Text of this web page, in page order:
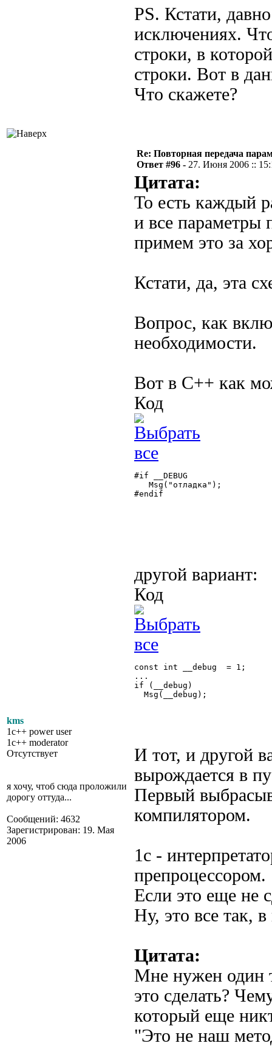
PS. Кстати,
исключениях.
строки, в
строки. Вот в
Что скажете?
kms
1c++ power user
1c++ moderator
Отсутствует
я хочу, чтоб сюда проложили
дорогу оттуда...
Сообщений: 4632
Зарегистрирован: 19. Мая
2006
Re: Повторная передача
Ответ #96 - 27. Июня 2006 ::
Цитата:
То есть каждый
и все параметры
примем это за
Кстати, да, эта
Вопрос, как
необходимости.
Вот в С++ как
Код
#if __DEBUG
Msg("отладка");
#endif
другой вариант:
Код
const int __debug  = 1;
...
if (__debug)
Msg(__debug);
И тот, и другой
вырождается в
Первый
компилятором.
1с -
препроцессором.
Если это еще не
Ну, это все так,
Цитата:
Мне нужен один
это сделать?
который еще
"Это не наш